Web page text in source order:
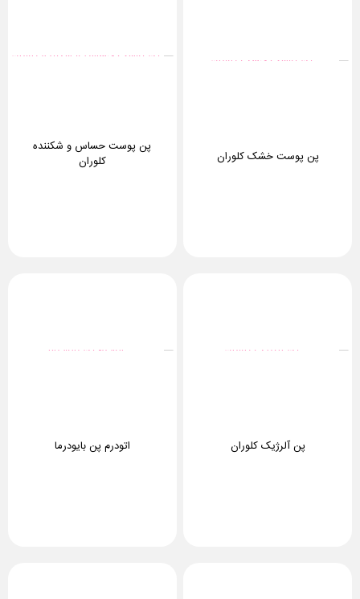
پن پوست خشک کلوران
پن پوست حساس و شکننده
کلوران
پن آلرژیک کلوران اتودرم پن بایودرما